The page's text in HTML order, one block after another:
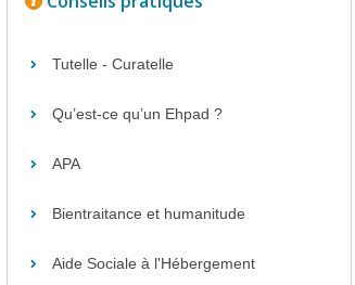
Tutelle - Curatelle
Qu’est-ce qu’un Ehpad ?
APA
Bientraitance et humanitude
Aide Sociale à l'Hébergement